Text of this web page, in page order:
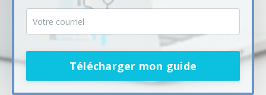
Télécharger mon guide